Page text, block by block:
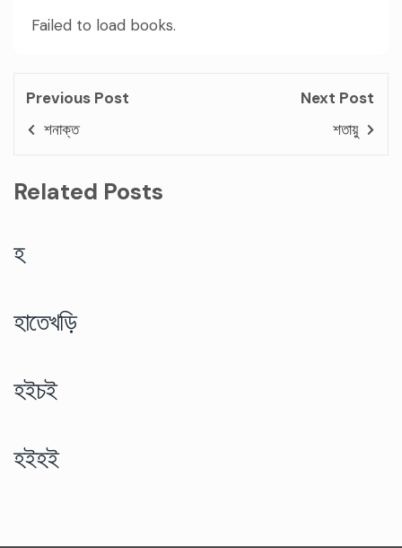
Failed to load books.
Previous Post
শনাক্ত
Next Post
শতায়ু
Related Posts
হ
হাতেখড়ি
হইচই
হইহই